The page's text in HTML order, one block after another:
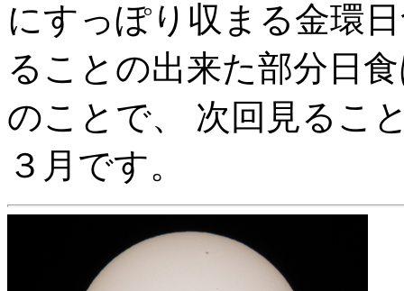
にすっぽり収まる金環
ることの出来た部分日
のことで、 次回見るこ
３月です。